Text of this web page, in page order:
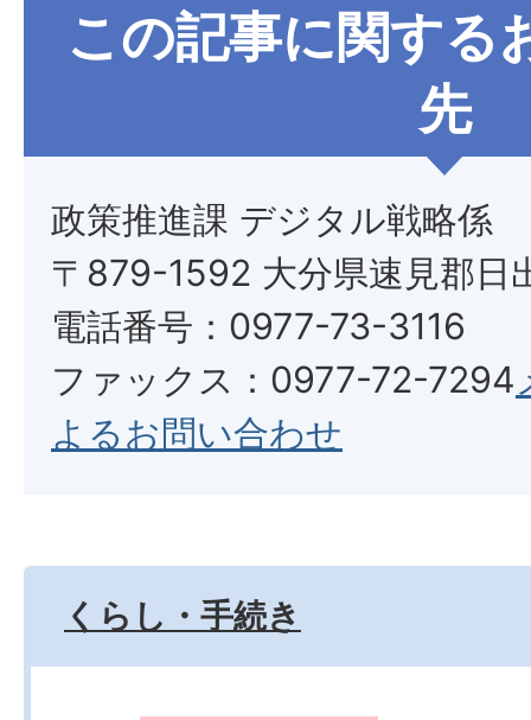
この記事に関する
先
政策推進課 デジタル戦略係
〒879-1592 大分県速見郡日
電話番号：0977-73-3116
ファックス：0977-72-7294
よるお問い合わせ
くらし・手続き